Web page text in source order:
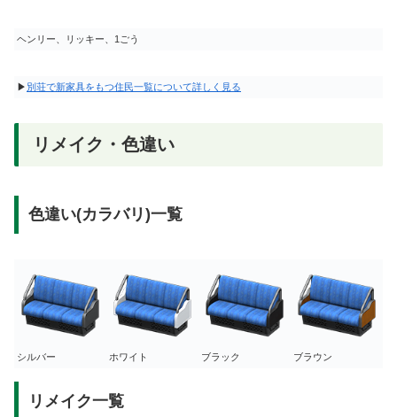
ヘンリー、リッキー、1ごう
▶ 別荘で新家具をもつ住民一覧について詳しく見る
リメイク・色違い
色違い(カラバリ)一覧
シルバー ホワイト ブラック ブラウン
リメイク一覧